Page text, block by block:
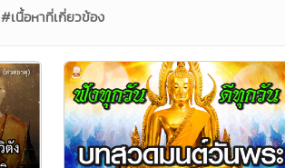
#เนื้อหาที่เกี่ยวข้อง